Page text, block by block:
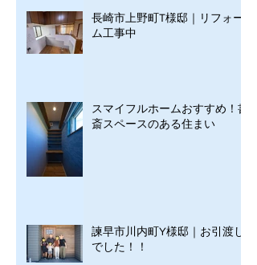
長崎市上野町T様邸｜リフォー
ム工事中
スマイフルホームおすすめ！書
斎スペースのある住まい
諫早市川内町Y様邸｜お引渡し
でした！！